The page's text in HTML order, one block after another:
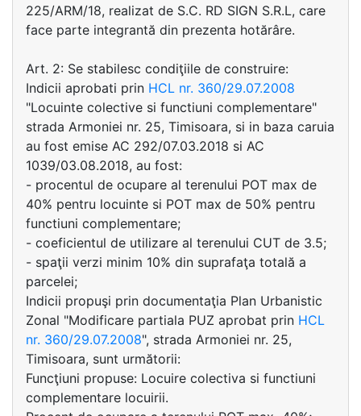
225/ARM/18, realizat de S.C. RD SIGN S.R.L, care
face parte integrantă din prezenta hotărâre.
Art. 2: Se stabilesc condiţiile de construire:
Indicii aprobati prin HCL nr. 360/29.07.2008
"Locuinte colective si functiuni complementare"
strada Armoniei nr. 25, Timisoara, si in baza caruia
au fost emise AC 292/07.03.2018 si AC
1039/03.08.2018, au fost:
- procentul de ocupare al terenului POT max de
40% pentru locuinte si POT max de 50% pentru
functiuni complementare;
- coeficientul de utilizare al terenului CUT de 3.5;
- spaţii verzi minim 10% din suprafaţa totală a
parcelei;
Indicii propuşi prin documentaţia Plan Urbanistic
Zonal "Modificare partiala PUZ aprobat prin HCL
nr. 360/29.07.2008", strada Armoniei nr. 25,
Timisoara, sunt următorii:
Funcţiuni propuse: Locuire colectiva si functiuni
complementare locuirii.